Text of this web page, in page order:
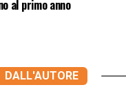
al primo anno
DALL'AUTORE